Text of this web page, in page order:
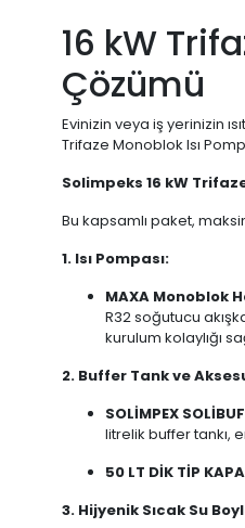
16 kW
Çözümü
Evinizin veya iş yerinizin
Trifaze Monoblok Isı
Solimpeks 16 kW
Bu kapsamlı paket,
1. Isı Pompası:
MAXA Monoblok
R32 soğutucu
kurulum kolaylığı
2. Buffer Tank ve
SOLİMPEX
litrelik buffer tankı,
50 LT DİK TİP
3. Hijyenik Sıcak Su